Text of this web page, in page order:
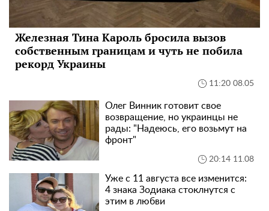
Железная Тина Кароль бросила вызов
собственным границам и чуть не побила
рекорд Украины
11:20 08.05
Олег Винник готовит свое
возвращение, но украинцы не
рады: "Надеюсь, его возьмут на
фронт"
20:14 11.08
Уже с 11 августа все изменится:
4 знака Зодиака стоклнутся с
этим в любви